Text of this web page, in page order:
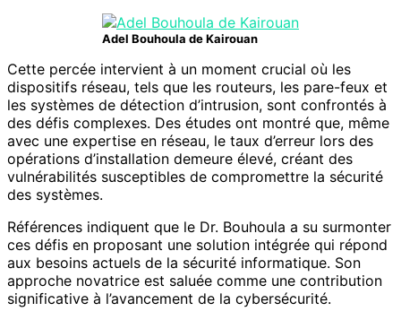
Adel Bouhoula de Kairouan
Cette percée intervient à un moment crucial où les
dispositifs réseau, tels que les routeurs, les pare-feux et
les systèmes de détection d’intrusion, sont confrontés à
des défis complexes. Des études ont montré que, même
avec une expertise en réseau, le taux d’erreur lors des
opérations d’installation demeure élevé, créant des
vulnérabilités susceptibles de compromettre la sécurité
des systèmes.
Références indiquent que le Dr. Bouhoula a su surmonter
ces défis en proposant une solution intégrée qui répond
aux besoins actuels de la sécurité informatique. Son
approche novatrice est saluée comme une contribution
significative à l’avancement de la cybersécurité.